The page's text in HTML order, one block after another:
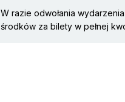
W razie odwołania
środków za bilety w pełnej